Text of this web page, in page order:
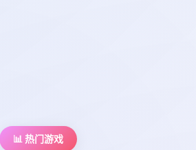
📊 热门游戏